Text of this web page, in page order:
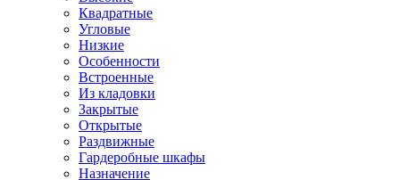
Квадратные
Угловые
Низкие
Особенности
Встроенные
Из кладовки
Закрытые
Открытые
Раздвижные
Гардеробные шкафы
Назначение